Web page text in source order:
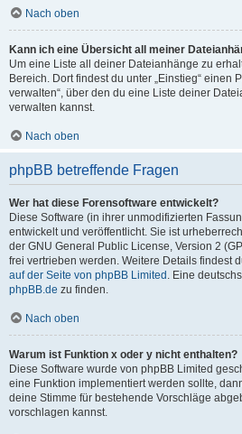
Nach oben
Kann ich eine Übersicht all meiner
Um eine Liste all deiner Dateianhänge zu
Bereich. Dort findest du unter „Einstieg“ einen
verwalten“, über den du eine Liste deiner
verwalten kannst.
Nach oben
phpBB betreffende Fragen
Wer hat diese Forensoftware entwickelt?
Diese Software (in ihrer unmodifizierten
entwickelt und veröffentlicht. Sie ist
der GNU General Public License, Version 2
frei vertrieben werden. Weitere Details findest
auf der Seite von phpBB Limited . Eine
phpBB.de zu finden.
Nach oben
Warum ist Funktion x oder y nicht enthalten?
Diese Software wurde von phpBB Limited
eine Funktion implementiert werden sollte,
deine Stimme für bestehende Vorschläge
vorschlagen kannst.